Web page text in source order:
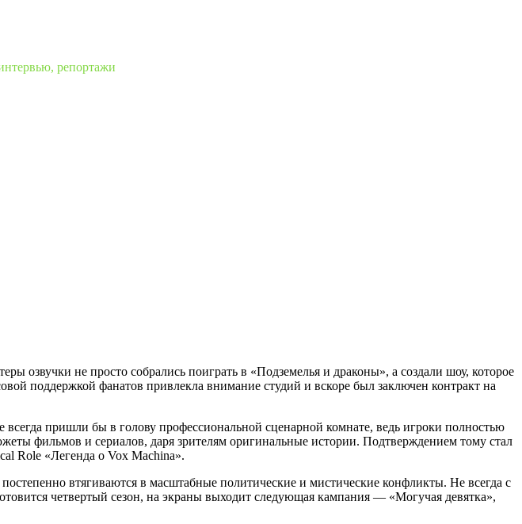
репортажи
озвучки не просто собрались поиграть в «Подземелья и драконы», а создали шоу, которое
поддержкой фанатов привлекла внимание студий и вскоре был заключен контракт на
пришли бы в голову профессиональной сценарной комнате, ведь игроки полностью
фильмов и сериалов, даря зрителям оригинальные истории. Подтверждением тому стал
Role «Легенда о Vox Machina».
втягиваются в масштабные политические и мистические конфликты. Не всегда с
четвертый сезон, на экраны выходит следующая кампания — «Могучая девятка»,